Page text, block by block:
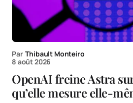
Par Thibault Monteiro
8 août 2026
OpenAI freine Astra
qu’elle mesure elle-